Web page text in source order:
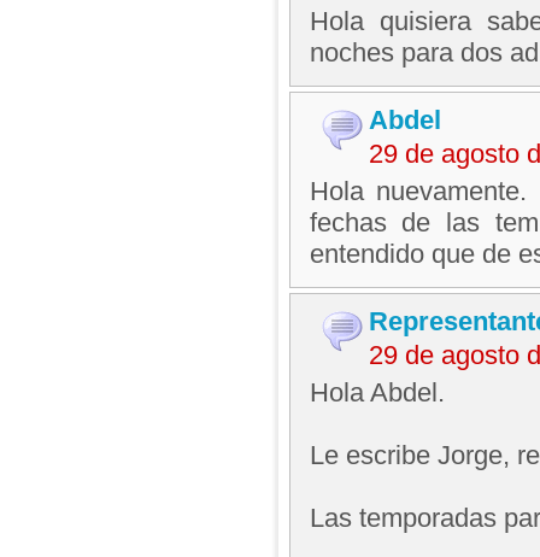
Hola quisiera
noches para dos
Abdel
29 de agosto
Hola
fechas de las
entendido que de
29 de agosto
Hola Abdel.
Le escribe Jorge,
Las temporadas